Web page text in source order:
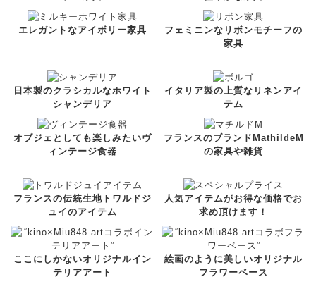
エレガントなアイボリー家具
フェミニンなリボンモチーフの
家具
日本製のクラシカルなホワイト
シャンデリア
イタリア製の上質なリネンアイ
テム
オブジェとしても楽しみたいヴ
ィンテージ食器
フランスのブランドMathildeM
の家具や雑貨
フランスの伝統生地トワルドジ
ュイのアイテム
人気アイテムがお得な価格でお
求め頂けます！
ここにしかないオリジナルイン
テリアアート
絵画のように美しいオリジナル
フラワーベース